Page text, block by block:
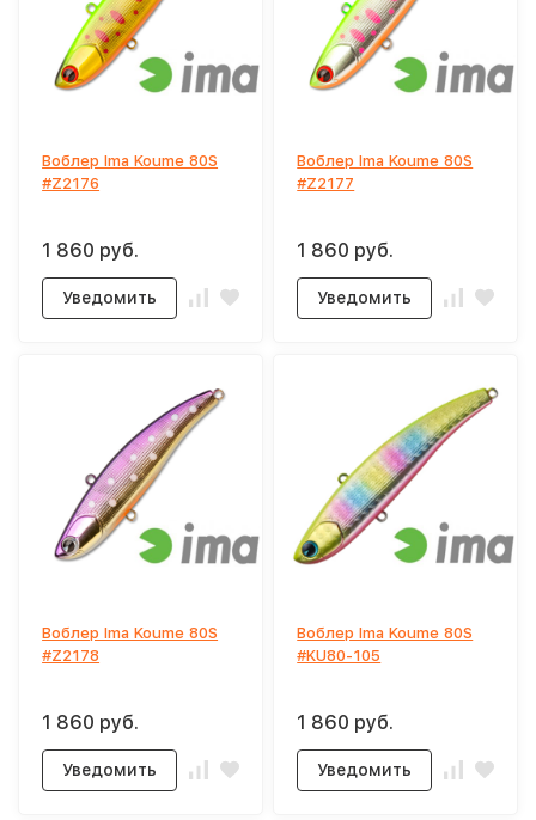
Воблер Ima Koume 80S
#Z2176
1 860 руб.
Уведомить
Воблер Ima Koume 80S
#Z2177
1 860 руб.
Уведомить
Воблер Ima Koume 80S
#Z2178
1 860 руб.
Уведомить
Воблер Ima Koume 80S
#KU80-105
1 860 руб.
Уведомить